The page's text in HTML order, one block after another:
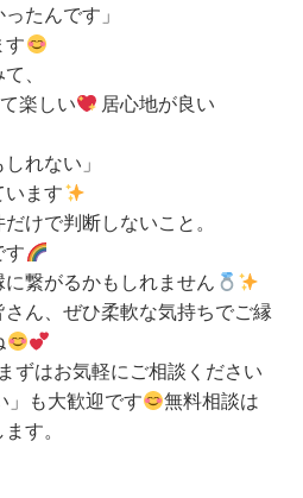
たんです」
す
、
楽しい
居心地が良い
れない」
います
けで判断しないこと。
す
繋がるかもしれません
ん、ぜひ柔軟な気持ちでご縁
まずはお気軽にご相談ください
」も大歓迎です
無料相談は
す。